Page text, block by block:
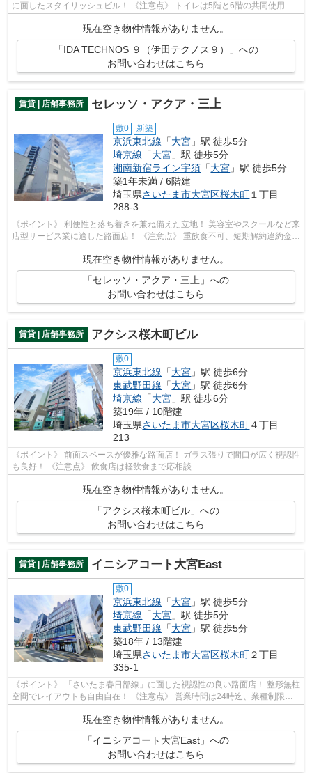
に面したスタイリッシュビル！ 《注意点》 トイレは5階と6階の共同使用に
現在空き物件情報がありません。
「IDA TECHNOS ９（伊田テクノス９）」への
お問い合わせはこちら
賃貸 | 店舗事務所 セレッソ・アクア・三上
敷0 新築
京浜東北線 「大宮 」駅 徒歩5分
埼京線 「大宮 」駅 徒歩5分
湘南新宿ライン宇須 「大宮 」駅 徒歩5分
築1年未満 / 6階建
埼玉県さいたま市大宮区桜木町 １丁目
288-3
《ポイント》 利便性と落ち着きを兼ね備えた立地！ 美容室やスクールなど来
店型サービス業に適した路面店！ 《注意点》 重飲食不可、短期解約違約金あ
現在空き物件情報がありません。
「セレッソ・アクア・三上」への
お問い合わせはこちら
賃貸 | 店舗事務所 アクシス桜木町ビル
敷0
京浜東北線 「大宮 」駅 徒歩6分
東武野田線 「大宮 」駅 徒歩6分
埼京線 「大宮 」駅 徒歩6分
築19年 / 10階建
埼玉県さいたま市大宮区桜木町４丁目
213
《ポイント》 前面スペースが優雅な路面店！ ガラス張りで間口が広く視認性
も良好！ 《注意点》 飲食店は軽飲食まで応相談
現在空き物件情報がありません。
「アクシス桜木町ビル」への
お問い合わせはこちら
賃貸 | 店舗事務所 イニシアコート大宮East
敷0
京浜東北線 「大宮 」駅 徒歩5分
埼京線 「大宮 」駅 徒歩5分
東武野田線 「大宮 」駅 徒歩5分
築18年 / 13階建
埼玉県さいたま市大宮区桜木町２丁目
335-1
《ポイント》 「さいたま春日部線」に面した視認性の良い路面店！ 整形無柱
空間でレイアウトも自由自在！ 《注意点》 営業時間は24時迄、業種制限有
現在空き物件情報がありません。
「イニシアコート大宮East」への
お問い合わせはこちら